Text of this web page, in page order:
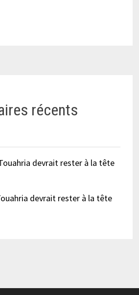
récents
devrait rester à la tête
devrait rester à la tête